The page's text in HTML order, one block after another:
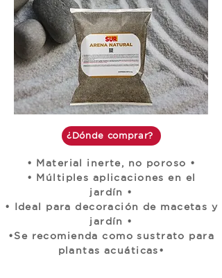
¿Dónde comprar?
• Material inerte, no poroso •
• Múltiples aplicaciones en el
jardín •
• Ideal para decoración de macetas y
jardín •
•Se recomienda como sustrato para
plantas acuáticas•